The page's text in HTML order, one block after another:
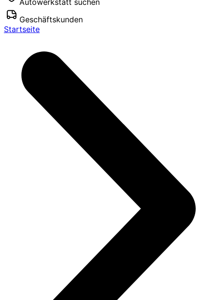
Autowerkstatt suchen
Geschäftskunden
Startseite